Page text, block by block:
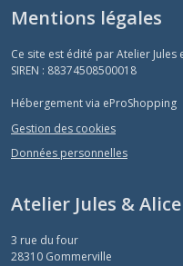
Mentions légales
Ce site est édité par Atelier Jules
SIREN : 88374508500018
Hébergement via eProShopping
Gestion des cookies
Données personnelles
Atelier Jules & Alice
3 rue du four
28310 Gommerville